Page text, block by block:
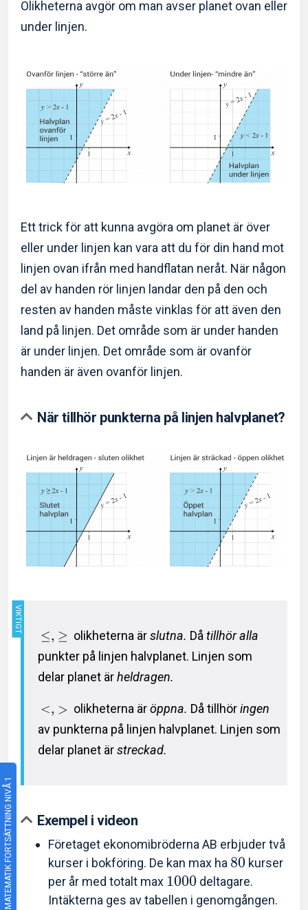
MATEMATIK FORTSÄTTNING NIVÅ 1
Olikheterna avgör om man avser planet ovan eller
under linjen.
Ett trick för att kunna avgöra om planet är över
eller under linjen kan vara att du för din hand mot
linjen ovan ifrån med handflatan neråt. När någon
del av handen rör linjen landar den på den och
resten av handen måste vinklas för att även den
land på linjen. Det område som är under handen
är under linjen. Det område som är ovanför
handen är även ovanför linjen.
När tillhör punkterna på linjen halvplanet?
≤, ≥ olikheterna ärslutna. Dåtillhöralla
punkter på linjen halvplanet. Linjen som
delar planet ärheldragen.
<, > olikheterna äröppna. Då tillhöringen
av punkterna på linjen halvplanet. Linjen som
delar planet ärstreckad.
Exempel i videon
Företaget ekonomibröderna AB erbjuder två
kurser i bokföring. De kan max ha 80 kurser
per år med totalt max 1000 deltagare.
Intäkterna ges av tabellen i genomgången.